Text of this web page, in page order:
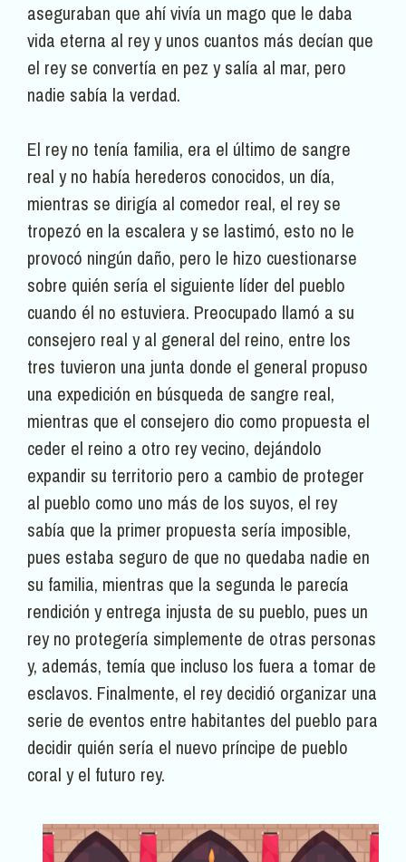
aseguraban que ahí vivía un mago que le daba
vida eterna al rey y unos cuantos más decían que
el rey se convertía en pez y salía al mar, pero
nadie sabía la verdad.
El rey no tenía familia, era el último de sangre
real y no había herederos conocidos, un día,
mientras se dirigía al comedor real, el rey se
tropezó en la escalera y se lastimó, esto no le
provocó ningún daño, pero le hizo cuestionarse
sobre quién sería el siguiente líder del pueblo
cuando él no estuviera. Preocupado llamó a su
consejero real y al general del reino, entre los
tres tuvieron una junta donde el general propuso
una expedición en búsqueda de sangre real,
mientras que el consejero dio como propuesta el
ceder el reino a otro rey vecino, dejándolo
expandir su territorio pero a cambio de proteger
al pueblo como uno más de los suyos, el rey
sabía que la primer propuesta sería imposible,
pues estaba seguro de que no quedaba nadie en
su familia, mientras que la segunda le parecía
rendición y entrega injusta de su pueblo, pues un
rey no protegería simplemente de otras personas
y, además, temía que incluso los fuera a tomar de
esclavos. Finalmente, el rey decidió organizar una
serie de eventos entre habitantes del pueblo para
decidir quién sería el nuevo príncipe de pueblo
coral y el futuro rey.